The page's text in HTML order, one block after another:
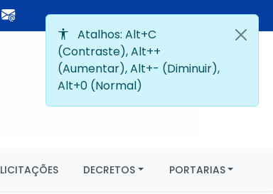
LICITAÇÕES DECRETOS PORTARIAS